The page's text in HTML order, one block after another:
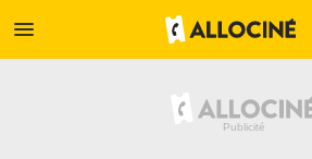
menu